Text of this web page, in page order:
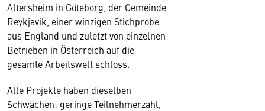
Altersheim in Göteborg, der Gemeinde
Reykjavik, einer winzigen Stichprobe
aus England und zuletzt von einzelnen
Betrieben in Österreich auf die
gesamte Arbeitswelt schloss.
Alle Projekte haben dieselben
Schwächen: geringe Teilnehmerzahl,